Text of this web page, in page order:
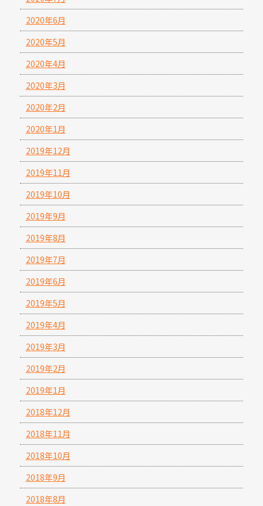
2020年6月
2020年5月
2020年4月
2020年3月
2020年2月
2020年1月
2019年12月
2019年11月
2019年10月
2019年9月
2019年8月
2019年7月
2019年6月
2019年5月
2019年4月
2019年3月
2019年2月
2019年1月
2018年12月
2018年11月
2018年10月
2018年9月
2018年8月